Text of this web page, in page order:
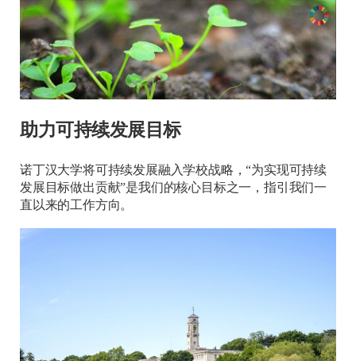
助力可持续发展目标
诺丁汉大学将可持续发展融入学校战略，“为实现可持续
发展目标做出贡献”是我们的核心目标之一，指引我们一
直以来的工作方向。